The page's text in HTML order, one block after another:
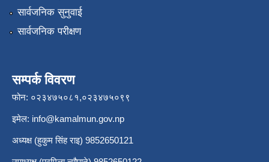
सार्वजनिक सुनुवाई
सार्वजनिक परीक्षण
सम्पर्क विवरण
फोन: ०२३४७५०८१,०२३४७५०९९
इमेल: info@kamalmun.gov.np
अध्यक्ष (हुकुम सिंह राइ) 9852650121